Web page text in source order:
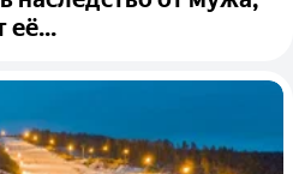
её...